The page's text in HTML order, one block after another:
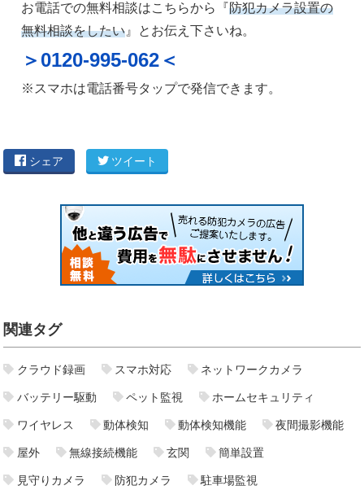
お電話での無料相談はこちらから『防犯カメラ設置の
無料相談をしたい 』とお伝え下さいね。
＞0120-995-062＜
※スマホは電話番号タップで発信できます。
シェア ツイート
関連タグ
クラウド録画 スマホ対応 ネットワークカメラ
バッテリー駆動 ペット監視 ホームセキュリティ
ワイヤレス 動体検知 動体検知機能 夜間撮影機能
屋外 無線接続機能 玄関 簡単設置
見守りカメラ 防犯カメラ 駐車場監視